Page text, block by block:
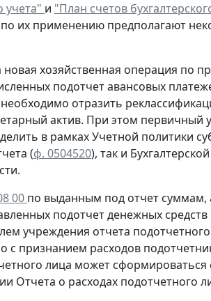
учета" и "План счетов
по их применению предполагают
новая хозяйственная операция по
подотчет авансовых
отразить
актив. При этом первичный
в рамках Учетной политики
(ф. 0504520), так и
00 по выданным под отчет суммам,
подотчет денежных
учреждения отчета
с признанием расходов
лица может
Отчета о расходах подотчетного